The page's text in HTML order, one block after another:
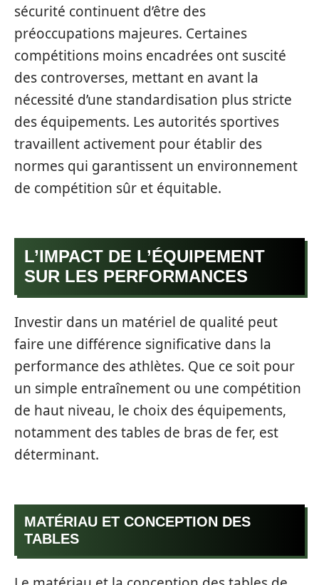
sécurité continuent d’être des
préoccupations majeures. Certaines
compétitions moins encadrées ont suscité
des controverses, mettant en avant la
nécessité d’une standardisation plus stricte
des équipements. Les autorités sportives
travaillent activement pour établir des
normes qui garantissent un environnement
de compétition sûr et équitable.
L’IMPACT DE L’ÉQUIPEMENT
SUR LES PERFORMANCES
Investir dans un matériel de qualité peut
faire une différence significative dans la
performance des athlètes. Que ce soit pour
un simple entraînement ou une compétition
de haut niveau, le choix des équipements,
notamment des tables de bras de fer, est
déterminant.
MATÉRIAU ET CONCEPTION DES
TABLES